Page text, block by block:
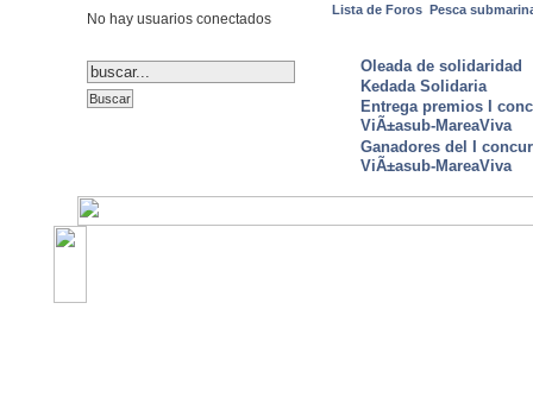
No hay usuarios conectados
Lista de Foros Pesca
Oleada de solidaridad
Kedada Solidaria
Entrega premios I
ViÃ±asub-MareaViva
Ganadores del I
ViÃ±asub-MareaViva